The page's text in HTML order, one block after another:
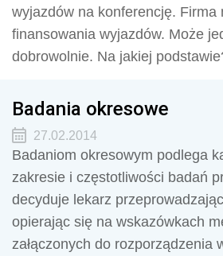
wyjazdów na konferencję. Firma
finansowania wyjazdów. Może
dobrowolnie. Na jakiej
Badania okresowe
27.02.2014
Badaniom okresowym podlega
zakresie i częstotliwości badań
decyduje lekarz
opierając się na wskazówkach
załączonych do rozporządzenia